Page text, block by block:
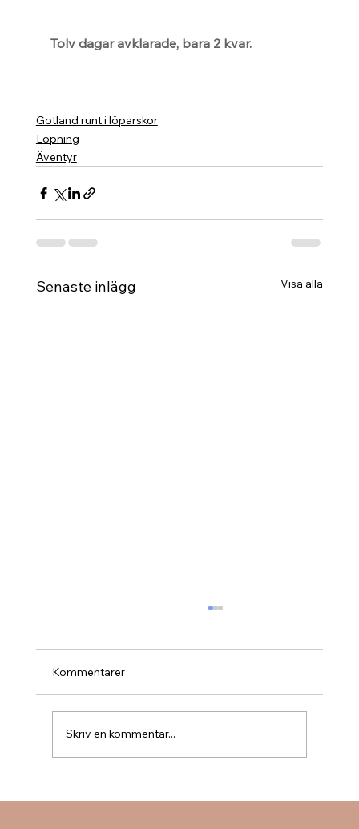
Tolv dagar avklarade, bara 2 kvar.
Gotland runt i löparskor
Löpning
Äventyr
Senaste inlägg Visa alla
Kommentarer
Skriv en kommentar...